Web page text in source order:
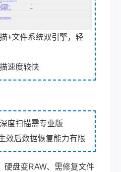
+文件系统双引擎，轻
速度较快
度扫描需专业版
效后数据恢复能力有限
硬盘变RAW、需修复文件